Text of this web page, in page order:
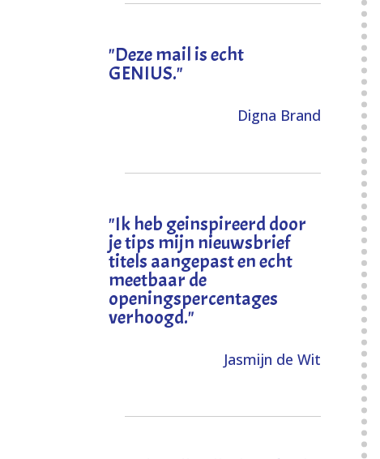
"Deze mail is echt
GENIUS."
Digna Brand
"Ik heb geinspireerd door
je tips mijn nieuwsbrief
titels aangepast en echt
meetbaar de
openingspercentages
verhoogd."
Jasmijn de Wit